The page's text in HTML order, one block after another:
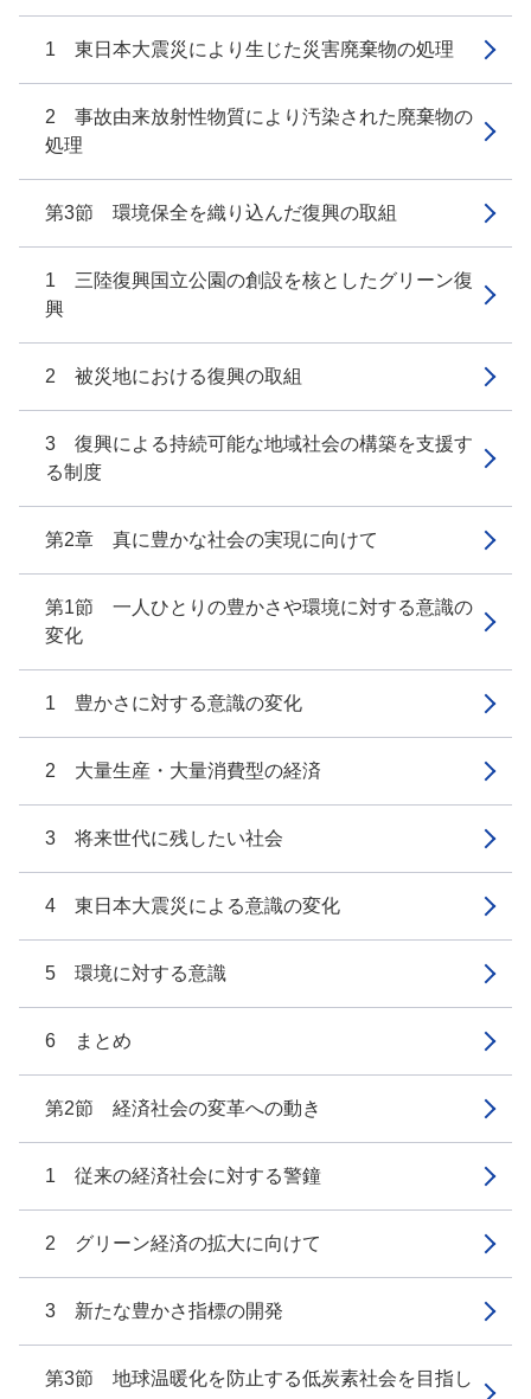
1 東日本大震災により生じた災害廃棄物の処理
2 事故由来放射性物質により汚染された廃棄物の
処理
第3節 環境保全を織り込んだ復興の取組
1 三陸復興国立公園の創設を核としたグリーン復
興
2 被災地における復興の取組
3 復興による持続可能な地域社会の構築を支援す
る制度
第2章 真に豊かな社会の実現に向けて
第1節 一人ひとりの豊かさや環境に対する意識の
変化
1 豊かさに対する意識の変化
2 大量生産・大量消費型の経済
3 将来世代に残したい社会
4 東日本大震災による意識の変化
5 環境に対する意識
6 まとめ
第2節 経済社会の変革への動き
1 従来の経済社会に対する警鐘
2 グリーン経済の拡大に向けて
3 新たな豊かさ指標の開発
第3節 地球温暖化を防止する低炭素社会を目指し